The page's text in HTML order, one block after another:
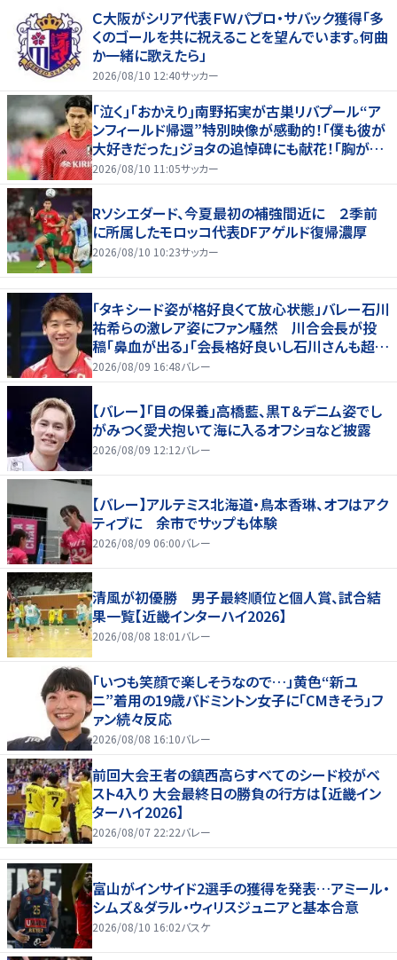
Ｃ大阪がシリア代表ＦＷパブロ・サバック獲得「多
くのゴールを共に祝えることを望んでいます。何曲
か一緒に歌えたら」
2026/08/10 12:40サッカー
｢泣く｣｢おかえり｣南野拓実が古巣リバプール“ア
ンフィールド帰還”特別映像が感動的！｢僕も彼が
大好きだった｣ジョタの追悼碑にも献花！｢胸が熱
くなります…｣
2026/08/10 11:05サッカー
Rソシエダード、今夏最初の補強間近に ２季前
に所属したモロッコ代表DFアゲルド復帰濃厚
2026/08/10 10:23サッカー
「タキシード姿が格好良くて放心状態」バレー石川
祐希らの激レア姿にファン騒然 川合会長が投
稿「鼻血が出る」「会長格好良いし石川さんも超格
好いい」
2026/08/09 16:48バレー
【バレー】「目の保養」高橋藍、黒Ｔ＆デニム姿でし
がみつく愛犬抱いて海に入るオフショなど披露
2026/08/09 12:12バレー
【バレー】アルテミス北海道・鳥本香琳、オフはアク
ティブに 余市でサップも体験
2026/08/09 06:00バレー
清風が初優勝 男子最終順位と個人賞、試合結
果一覧【近畿インターハイ2026】
2026/08/08 18:01 バレー
「いつも笑顔で楽しそうなので…」黄色“新ユ
ニ”着用の19歳バドミントン女子に「CMきそう」フ
ァン続々反応
2026/08/08 16:10バレー
前回大会王者の鎮西高らすべてのシード校がベ
スト4入り 大会最終日の勝負の行方は【近畿イン
ターハイ2026】
2026/08/07 22:22バレー
富山がインサイド2選手の獲得を発表…アミール・
シムズ＆ダラル・ウィリスジュニアと基本合意
2026/08/10 16:02バスケ